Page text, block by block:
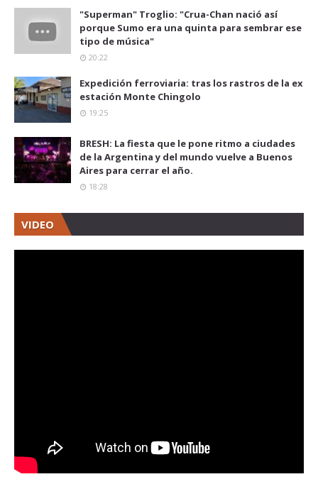
"Superman" Troglio: "Crua-Chan nació así
porque Sumo era una quinta para sembrar ese
tipo de música"
20:22
Expedición ferroviaria: tras los rastros de la ex
estación Monte Chingolo
19:25
BRESH: La fiesta que le pone ritmo a ciudades
de la Argentina y del mundo vuelve a Buenos
Aires para cerrar el año.
18:28
VIDEO